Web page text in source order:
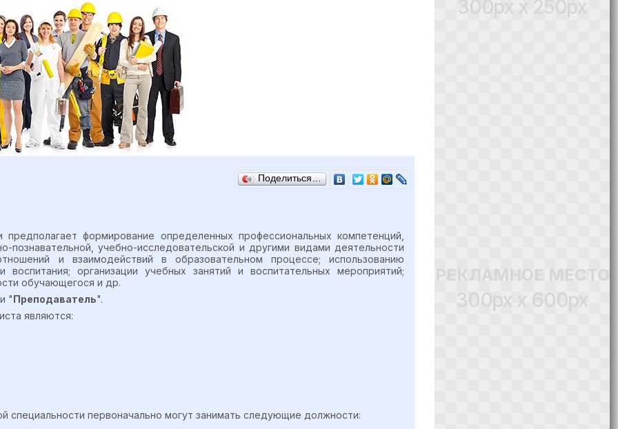
Поделиться…
формирование определенных профессиональных компетенций,
учебно-исследовательской и другими видами деятельности
и взаимодействий в образовательном процессе; использованию
организации учебных занятий и воспитательных мероприятий;
обучающегося и др.
"Преподаватель".
являются:
специальности первоначально могут занимать следующие должности:
300px x 250px
РЕКЛАМНОЕ МЕСТО
300px x 600px